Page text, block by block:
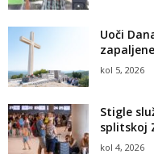
Uoči
kol 5, 2026
Stigle
splitskoj
kol 4, 2026